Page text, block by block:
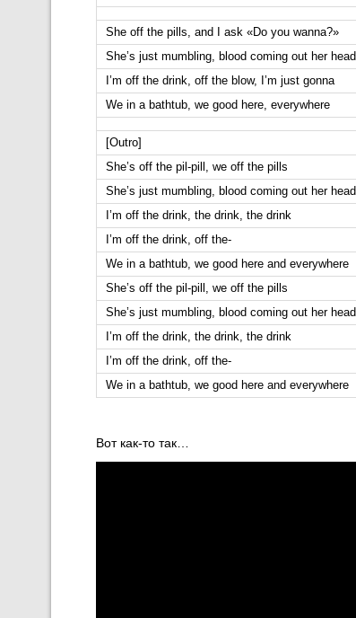
She off the pills, and I ask «Do you wanna?»
She’s just mumbling, blood coming out her head
I’m off the drink, off the blow, I’m just gonna
We in a bathtub, we good here, everywhere
[Outro]
She’s off the pil-pill, we off the pills
She’s just mumbling, blood coming out her head
I’m off the drink, the drink, the drink
I’m off the drink, off the-
We in a bathtub, we good here and everywhere
She’s off the pil-pill, we off the pills
She’s just mumbling, blood coming out her head
I’m off the drink, the drink, the drink
I’m off the drink, off the-
We in a bathtub, we good here and everywhere
Вот как-то так…